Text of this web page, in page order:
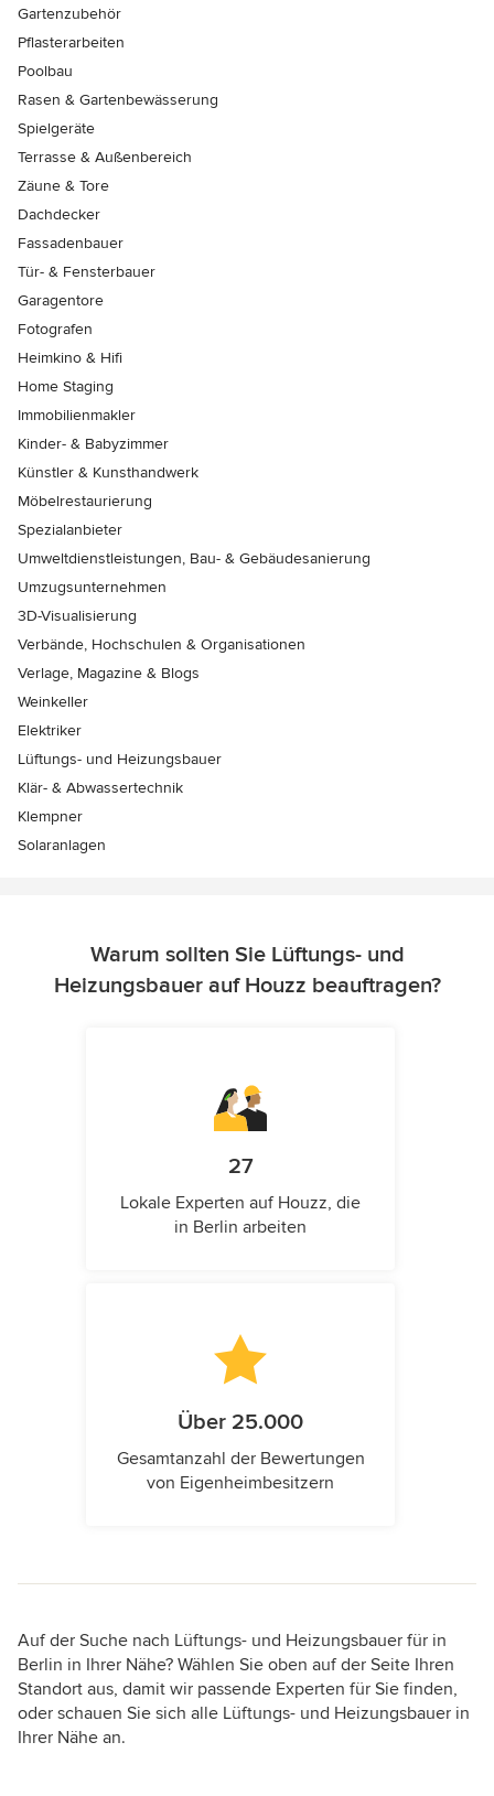
Gartenzubehör
Pflasterarbeiten
Poolbau
Rasen & Gartenbewässerung
Spielgeräte
Terrasse & Außenbereich
Zäune & Tore
Dachdecker
Fassadenbauer
Tür- & Fensterbauer
Garagentore
Fotografen
Heimkino & Hifi
Home Staging
Immobilienmakler
Kinder- & Babyzimmer
Künstler & Kunsthandwerk
Möbelrestaurierung
Spezialanbieter
Umweltdienstleistungen, Bau- & Gebäudesanierung
Umzugsunternehmen
3D-Visualisierung
Verbände, Hochschulen & Organisationen
Verlage, Magazine & Blogs
Weinkeller
Elektriker
Lüftungs- und Heizungsbauer
Klär- & Abwassertechnik
Klempner
Solaranlagen
Warum sollten Sie Lüftungs- und
Heizungsbauer auf Houzz beauftragen?
27
Lokale Experten auf Houzz, die
in Berlin arbeiten
Über 25.000
Gesamtanzahl der Bewertungen
von Eigenheimbesitzern
Auf der Suche nach Lüftungs- und Heizungsbauer für in
Berlin in Ihrer Nähe? Wählen Sie oben auf der Seite Ihren
Standort aus, damit wir passende Experten für Sie finden,
oder schauen Sie sich alle Lüftungs- und Heizungsbauer in
Ihrer Nähe an.